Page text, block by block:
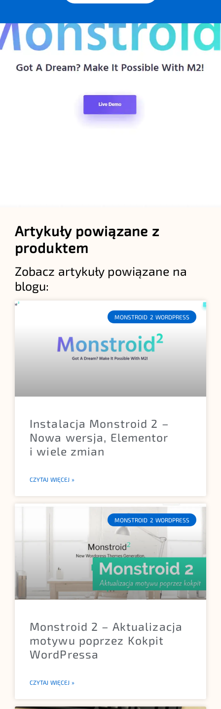
Artykuły powiązane z
produktem
Zobacz artykuły powiązane na
blogu:
MONSTROID 2 WORDPRESS
Instalacja Monstroid 2 –
Nowa wersja, Elementor
i wiele zmian
CZYTAJ WIĘCEJ »
MONSTROID 2 WORDPRESS
Monstroid 2 – Aktualizacja
motywu poprzez Kokpit
WordPressa
CZYTAJ WIĘCEJ »